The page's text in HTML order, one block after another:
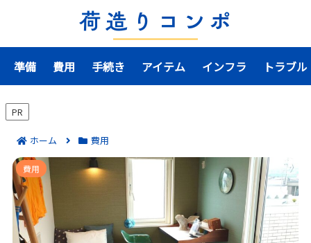
準備 費用 手続き アイテム インフラ トラブル
PR
ホーム 費用
7月の引っ越し料金と費用相場を徹底解説｜安く・快適
に引っ越すためのコツと注意点
費用